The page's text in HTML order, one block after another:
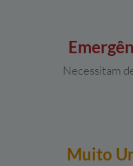
Necessitam
Muito